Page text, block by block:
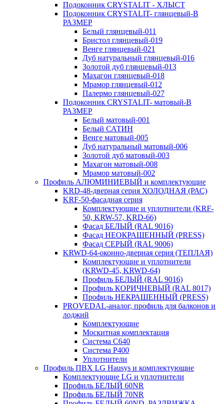
Подоконник CRYSTALIT - ХЛЫСТ
Подоконник CRYSTALIT- глянцевый-В
РАЗМЕР
Белый глянцевый-011
Бристол глянцевый-019
Венге глянцевый-021
Дуб натуральный глянцевый-016
Золотой дуб глянцевый-013
Махагон глянцевый-018
Мрамор глянцевый-012
Палермо глянцевый-027
Подоконник CRYSTALIT- матовый-В
РАЗМЕР
Белый матовый-001
Белый САТИН
Венге матовый-005
Дуб натуральный матовый-006
Золотой дуб матовый-003
Махагон матовый-008
Мрамор матовый-002
Профиль АЛЮМИНИЕВЫЙ и комплектующие
KRD-48-дверная серия ХОЛОДНАЯ (РАС)
KRF-50-фасадная серия
Комплектующие и уплотнители (KRF-
50, KRW-57, KRD-66)
Фасад БЕЛЫЙ (RAL 9016)
Фасад НЕОКРАШЕННЫЙ (PRESS)
Фасад СЕРЫЙ (RAL 9006)
KRWD-64-оконно-дверная серия (ТЕПЛАЯ)
Комплектующие и уплотнители
(KRWD-45, KRWD-64)
Профиль БЕЛЫЙ (RAL 9016)
Профиль КОРИЧНЕВЫЙ (RAL 8017)
Профиль НЕКРАШЕННЫЙ (PRESS)
PROVEDAL-аналог, профиль для балконов и
лоджий
Комплектующие
Москитная комплектация
Система C640
Система P400
Уплотнители
Профиль ПВХ LG Hausys и комплектующие
Комплектующие LG и уплотнители
Профиль БЕЛЫЙ 60NR
Профиль БЕЛЫЙ 70NR